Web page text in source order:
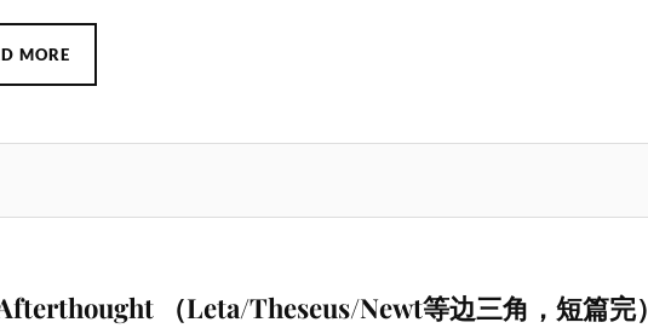
MORE
（Leta/Theseus/Newt等边三角，短篇完）